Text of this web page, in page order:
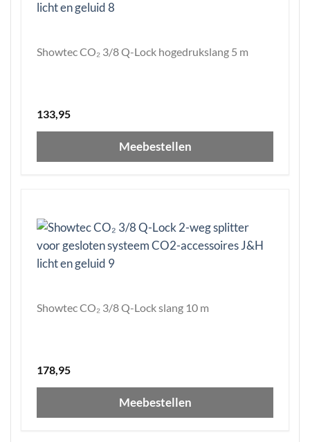
Showtec CO₂ 3/8 Q-Lock hogedrukslang 5 m
133,95
Meebestellen
Showtec CO₂ 3/8 Q-Lock slang 10 m
178,95
Meebestellen